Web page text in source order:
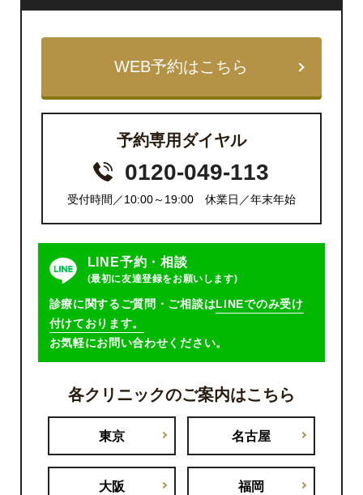
WEB予約はこちら
予約専用ダイヤル
0120-049-113
受付時間／10:00～19:00 休業日／年末年始
診療に関するご質問・ご相談はLINEでのみ受け
付けております。
お気軽にお問い合わせください。
LINE予約・相談
(最初に友達登録をお願いします)
各クリニックのご案内はこちら
東京 名古屋
大阪 福岡